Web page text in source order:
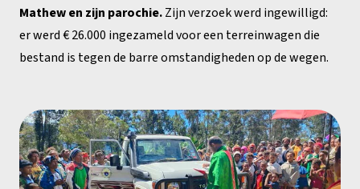
Mathew en zijn parochie.Zijn verzoek werd ingewilligd:
er werd € 26.000 ingezameld voor een terreinwagen die
bestand is tegen de barre omstandigheden op de wegen.